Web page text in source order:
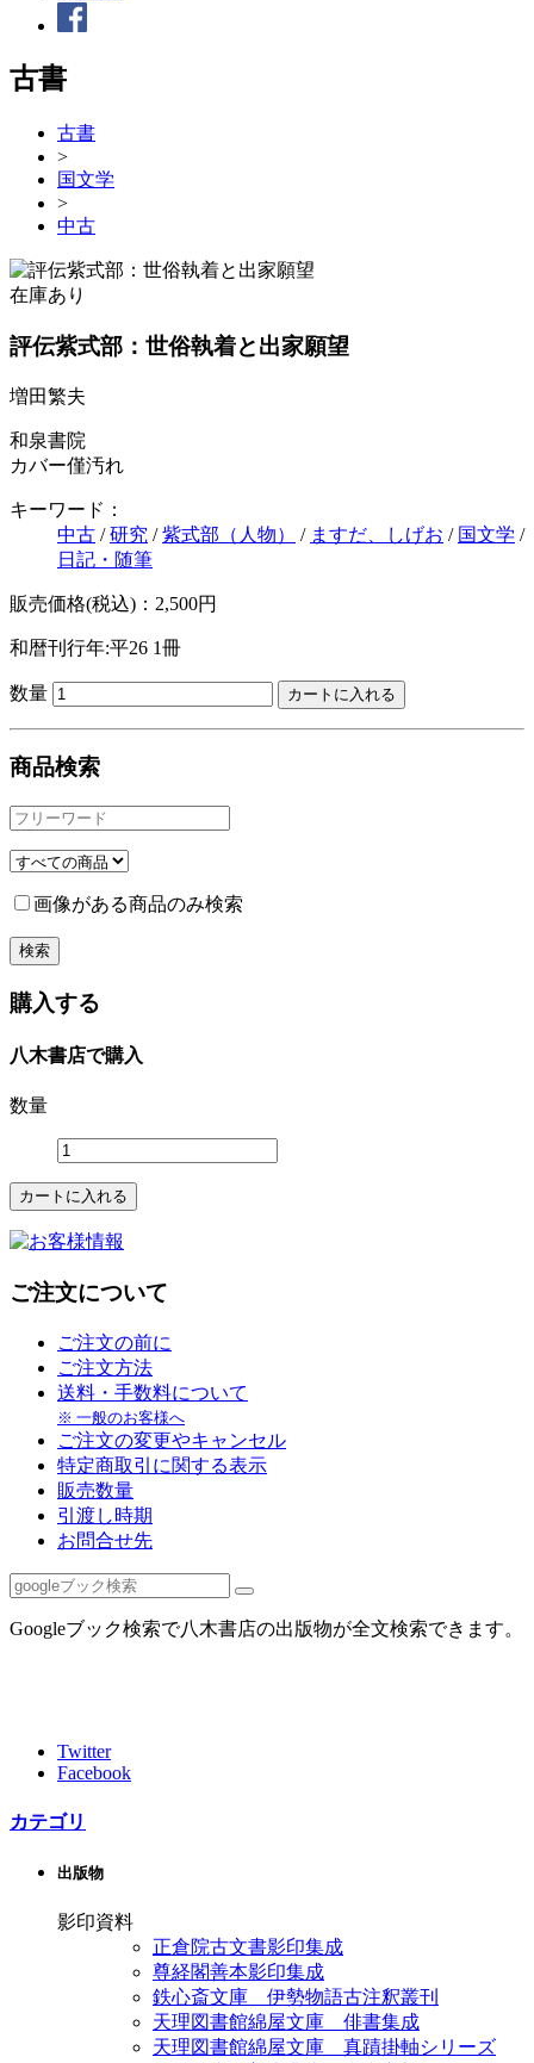
古書
古書
>
国文学
>
中古
在庫あり
評伝紫式部：世俗執着と出家願望
増田繁夫
和泉書院
カバー僅汚れ
キーワード：
中古 /研究 /紫式部（人物） / ますだ、しげお / 国文学 /
日記・随筆
販売価格(税込)：2,500円
和暦刊行年:平26 1冊
数量
商品検索
画像がある商品のみ検索
購入する
八木書店で購入
数量
ご注文について
ご注文の前に
ご注文方法
送料・手数料について
※ 一般のお客様へ
ご注文の変更やキャンセル
特定商取引に関する表示
販売数量
引渡し時期
お問合せ先
Googleブック検索で八木書店の出版物が全文検索できます。
Twitter
Facebook
カテゴリ
出版物
影印資料
正倉院古文書影印集成
尊経閣善本影印集成
鉄心斎文庫 伊勢物語古注釈叢刊
天理図書館綿屋文庫 俳書集成
天理図書館綿屋文庫 真蹟掛軸シリーズ